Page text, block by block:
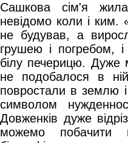
Сашкова сім'я
невідомо коли і ким.
не будував, а
грушею і погребом,
білу печерицю.
не подобалося в
повростали в землю
символом
Довженків дуже
можемо побачити